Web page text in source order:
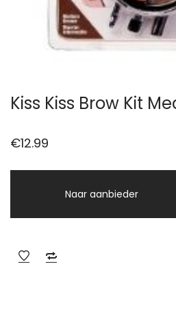
Kiss Kiss Brow Kit
€12.99
Naar aanbieder